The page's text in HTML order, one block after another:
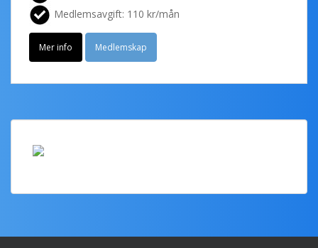
Medlemsavgift: 110 kr/mån
Mer info Medlemskap